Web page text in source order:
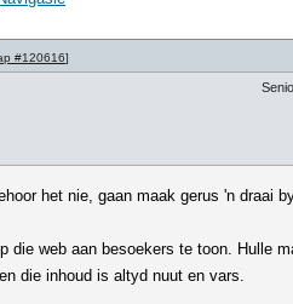
#120616]
het nie, gaan maak gerus 'n draai
die web aan besoekers te toon. Hulle
die inhoud is altyd nuut en vars.